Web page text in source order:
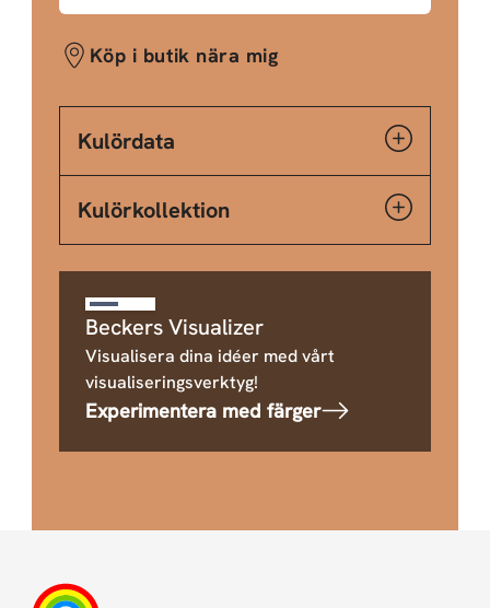
Köp i butik nära mig
Kulördata
Kulörkollektion
Beckers Visualizer
Visualisera dina idéer med vårt
visualiseringsverktyg!
Experimentera med färger